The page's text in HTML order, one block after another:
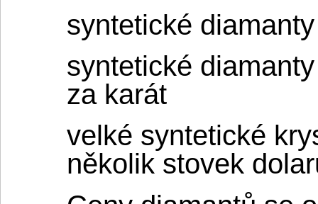
syntetické
syntetické
za karát
velké syntetické
několik stovek